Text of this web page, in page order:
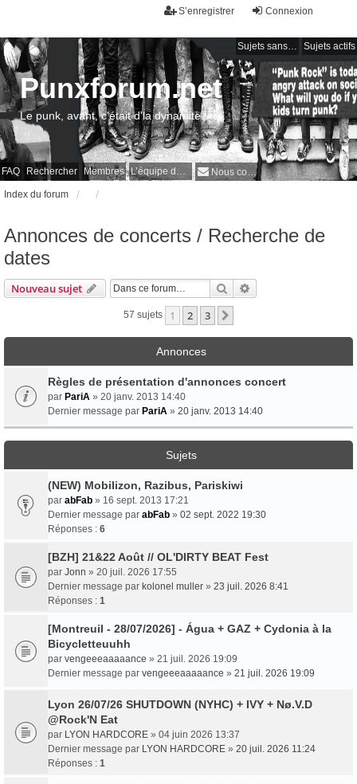
Connexion
S’enregistrer
Sujets sans réponse Sujets actifs
FAQ Rechercher Membres L’équipe du forum Nous contacter
Punxforum.net
Le punk, avant, c'était d'la dynamite !
Index du forum
Annonces de concerts / Recherche de
dates
Nouveau sujet Rechercher
57 sujets 1 2 3
Annonces
Règles de présentation d'annonces concert
par PariA » 20 janv. 2013 14:40
Dernier message par PariA » 20 janv. 2013 14:40
Sujets
(NEW) Mobilizon, Razibus, Pariskiwi
par abFab » 16 sept. 2013 17:21
Dernier message par abFab » 02 sept. 2022 19:30
Réponses : 6
[BZH] 21&22 Août // OL'DIRTY BEAT Fest
par Jonn » 20 juil. 2026 17:55
Dernier message par kolonel muller » 23 juil. 2026 8:41
Réponses : 1
[Montreuil - 28/07/2026] - Água + GAZ + Cydonia à la
Bicycletteuuhh
par vengeeeaaaaance » 21 juil. 2026 19:09
Dernier message par vengeeeaaaaance » 21 juil. 2026 19:09
Lyon 26/07/26 SHUTDOWN (NYHC) + IVY + Nø.V.D
@Rock'N Eat
par LYON HARDCORE » 04 juin 2026 13:37
Dernier message par LYON HARDCORE » 20 juil. 2026 11:24
Réponses : 1